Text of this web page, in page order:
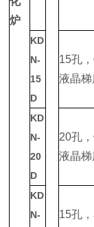
炉
KD
N-
15
D
15孔，
液晶梯
KD
N-
20
D
20孔，
液晶梯
KD
N-
15孔，